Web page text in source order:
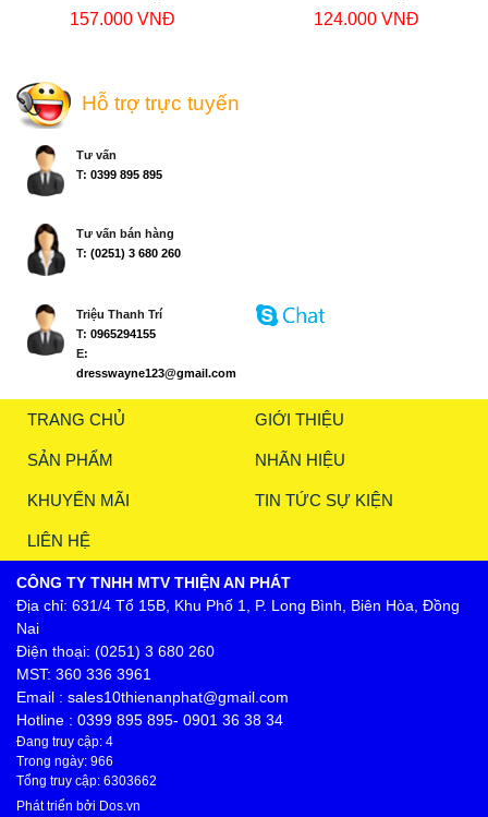
157.000 VNĐ 124.000 VNĐ
Hỗ trợ trực tuyến
Tư vấn
T: 0399 895 895
Tư vấn bán hàng
T: (0251) 3 680 260
Triệu Thanh Trí
T: 0965294155
E:
dresswayne123@gmail.com
TRANG CHỦ GIỚI THIỆU
SẢN PHẨM NHÃN HIỆU
KHUYẾN MÃI TIN TỨC SỰ KIỆN
LIÊN HỆ
CÔNG TY TNHH MTV THIỆN AN PHÁT
Địa chỉ: 631/4 Tổ 15B, Khu Phố 1, P. Long Bình, Biên Hòa, Đồng
Nai
Điện thoại: (0251) 3 680 260
MST: 360 336 3961
Email : sales10thienanphat@gmail.com
Hotline : 0399 895 895- 0901 36 38 34
Đang truy cập: 4
Trong ngày: 966
Tổng truy cập: 6303662
Phát triển bởi Dos.vn